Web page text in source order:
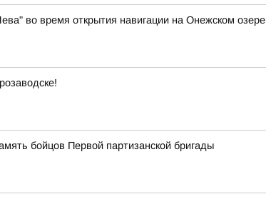
во время открытия навигации на Онежском озере
бойцов Первой партизанской бригады